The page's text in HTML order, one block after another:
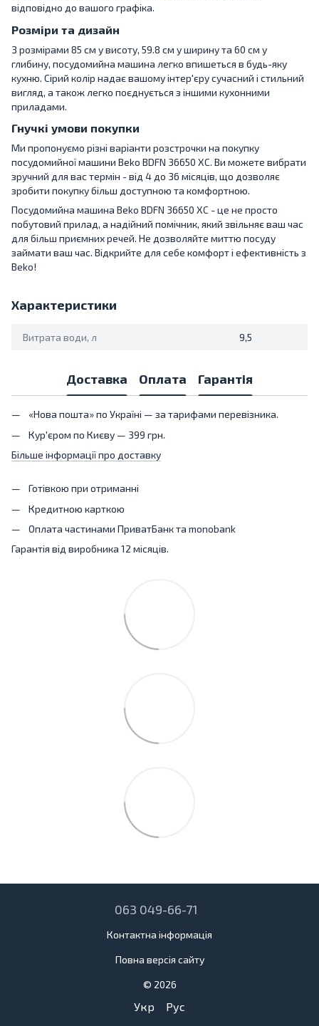
відповідно до вашого графіка.
Розміри та дизайн
З розмірами 85 см у висоту, 59.8 см у ширину та 60 см у
глибину, посудомийна машина легко впишеться в будь-яку
кухню. Сірий колір надає вашому інтер'єру сучасний і стильний
вигляд, а також легко поєднується з іншими кухонними
приладами.
Гнучкі умови покупки
Ми пропонуємо різні варіанти розстрочки на покупку
посудомийної машини Beko BDFN 36650 XC. Ви можете вибрати
зручний для вас термін - від 4 до 36 місяців, що дозволяє
зробити покупку більш доступною та комфортною.
Посудомийна машина Beko BDFN 36650 XC - це не просто
побутовий прилад, а надійний помічник, який звільняє ваш час
для більш приємних речей. Не дозволяйте миттю посуду
займати ваш час. Відкрийте для себе комфорт і ефективність з
Beko!
Характеристики
Витрата води, л 9,5
Доставка Оплата Гарантія
«Нова пошта» по Україні — за тарифами перевізника.
Кур'єром по Києву — 399 грн.
Більше інформації про доставку
Готівкою при отриманні
Кредитною карткою
Оплата частинами ПриватБанк та monobank
Гарантія від виробника 12 місяців.
063 049-66-71
Контактна інформація
Повна версія сайту
© 2026
Укр Рус